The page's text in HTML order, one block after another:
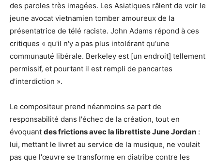
des paroles très imagées. Les Asiatiques râlent de voir le
jeune avocat vietnamien tomber amoureux de la
présentatrice de télé raciste. John Adams répond à ces
critiques « qu'il n'y a pas plus intolérant qu'une
communauté libérale. Berkeley est [un endroit] tellement
permissif, et pourtant il est rempli de pancartes
d'interdiction ».
Le compositeur prend néanmoins sa part de
responsabilité dans l'échec de la création, tout en
évoquant des frictions avec la librettiste June Jordan :
lui, mettant le livret au service de la musique, ne voulait
pas que l'œuvre se transforme en diatribe contre les